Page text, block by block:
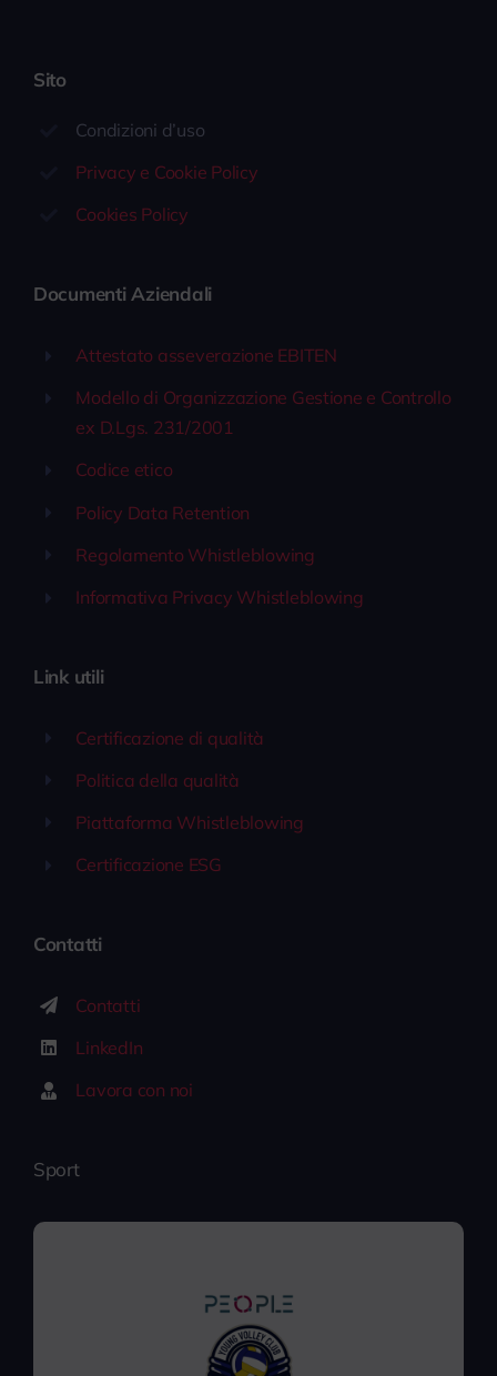
Sito
Condizioni d’uso
Privacy e Cookie Policy
Cookies Policy
Documenti Aziendali
Attestato asseverazione EBITEN
Modello di Organizzazione Gestione e Controllo
ex D.Lgs. 231/2001
Codice etico
Policy Data Retention
Regolamento Whistleblowing
Informativa Privacy Whistleblowing
Link utili
Certificazione di qualità
Politica della qualità
Piattaforma Whistleblowing
Certificazione ESG
Contatti
Contatti
LinkedIn
Lavora con noi
Sport